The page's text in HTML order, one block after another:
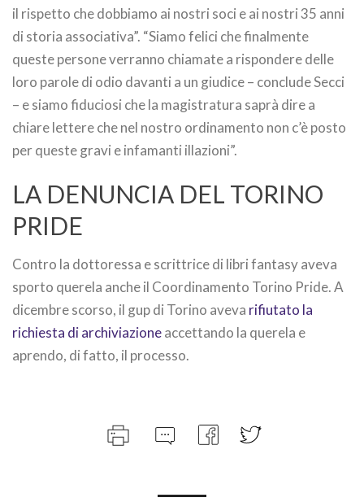
il rispetto che dobbiamo ai nostri soci e ai nostri 35 anni
di storia associativa”. “Siamo felici che finalmente
queste persone verranno chiamate a rispondere delle
loro parole di odio davanti a un giudice – conclude Secci
– e siamo fiduciosi che la magistratura saprà dire a
chiare lettere che nel nostro ordinamento non c’è posto
per queste gravi e infamanti illazioni”.
LA DENUNCIA DEL TORINO
PRIDE
Contro la dottoressa e scrittrice di libri fantasy aveva
sporto querela anche il Coordinamento Torino Pride. A
dicembre scorso, il gup di Torino aveva rifiutato la
richiesta di archiviazioneaccettando la querela e
aprendo, di fatto, il processo.